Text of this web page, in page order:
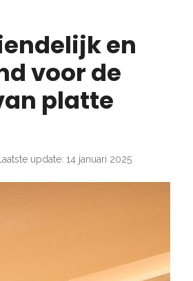
en
voor de
platte
update: 14 januari 2025